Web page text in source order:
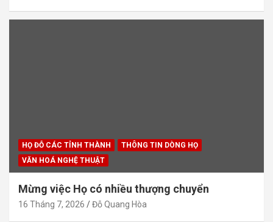
HỌ ĐỖ CÁC TỈNH THÀNH
THÔNG TIN DÒNG HỌ
VĂN HOÁ NGHỆ THUẬT
Mừng việc Họ có nhiều thượng chuyển
16 Tháng 7, 2026 Đỗ Quang Hòa